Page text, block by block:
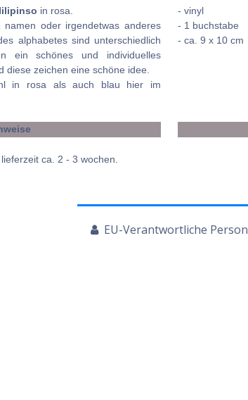
lilipinso in rosa.
oder irgendetwas anderes
alphabetes sind unterschiedlich
ein schönes und individuelles
diese zeichen eine schöne idee.
in rosa als auch blau hier im
- vinyl
- 1 buchstabe
- ca. 9 x 10 cm
ca. 2 - 3 wochen.
EU-Verantwortliche Person